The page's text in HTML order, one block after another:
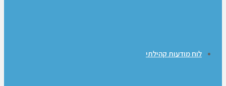
לוח מודעות קהילתי